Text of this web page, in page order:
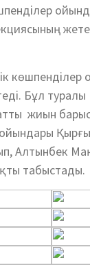
көшпенділер
Бұл
жиын
Алтынбек
табыстады.